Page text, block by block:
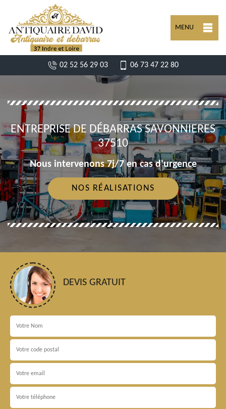
MENU
02 52 56 29 03 06 73 47 22 80
ENTREPRISE DE DÉBARRAS SAVONNIERES
37510
Nous intervenons 7j/7 en cas d'urgence
NOS RÉALISATIONS
DEVIS GRATUIT